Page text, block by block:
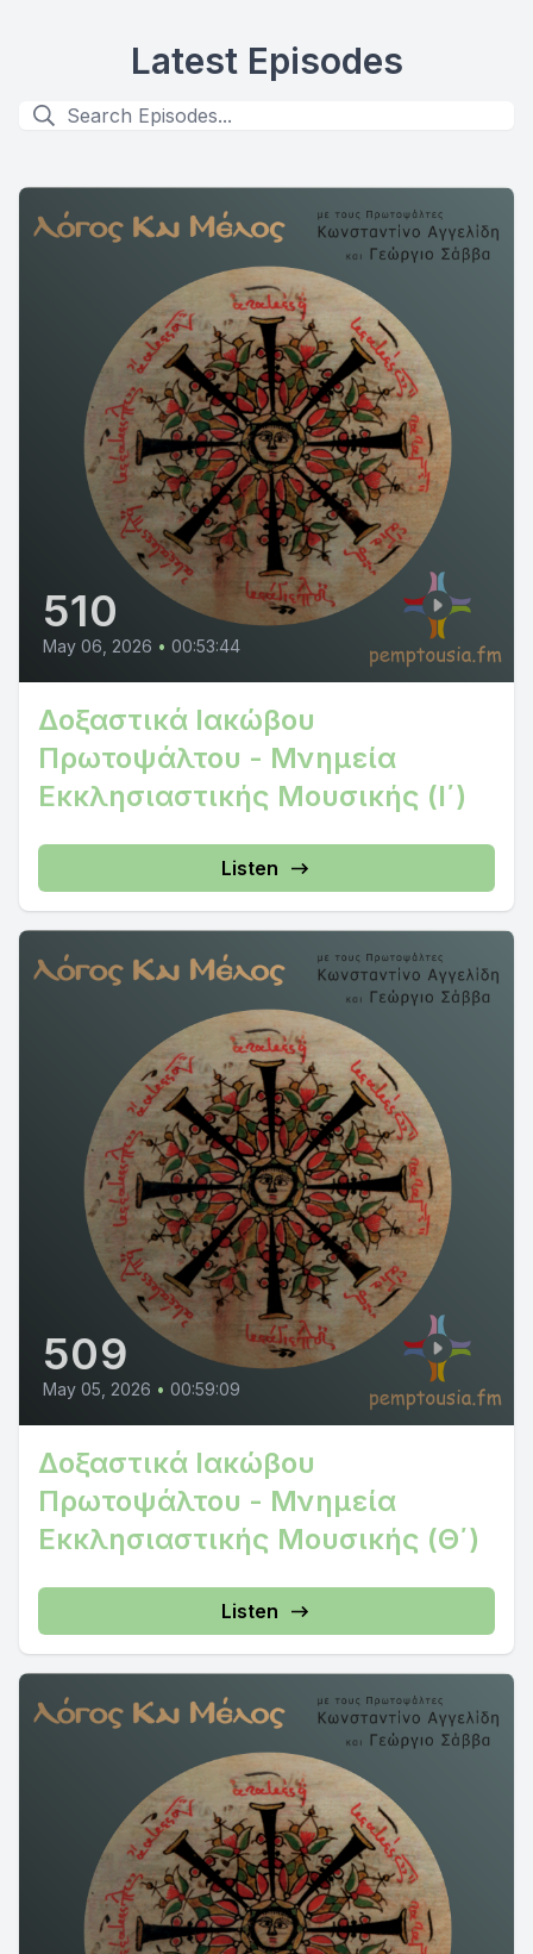
Latest Episodes
510
May 06, 2026 • 00:53:44
Δοξαστικά Ιακώβου
Πρωτοψάλτου - Μνημεία
Εκκλησιαστικής Μουσικής (Ι΄)
Listen
509
May 05, 2026 • 00:59:09
Δοξαστικά Ιακώβου
Πρωτοψάλτου - Μνημεία
Εκκλησιαστικής Μουσικής (Θ΄)
Listen